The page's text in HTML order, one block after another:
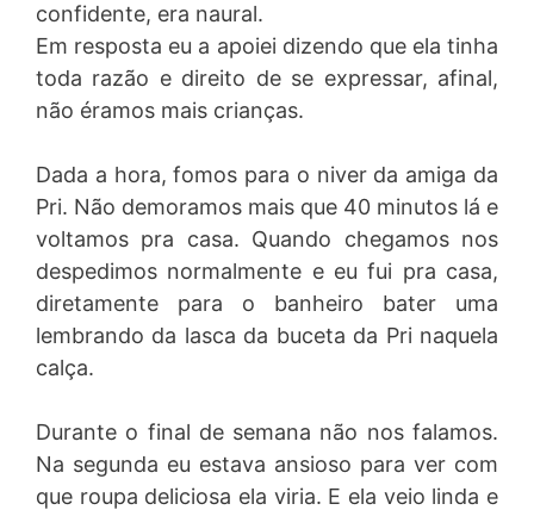
confidente, era naural.
Em resposta eu a apoiei dizendo que ela tinha
toda razão e direito de se expressar, afinal,
não éramos mais crianças.
Dada a hora, fomos para o niver da amiga da
Pri. Não demoramos mais que 40 minutos lá e
voltamos pra casa. Quando chegamos nos
despedimos normalmente e eu fui pra casa,
diretamente para o banheiro bater uma
lembrando da lasca da buceta da Pri naquela
calça.
Durante o final de semana não nos falamos.
Na segunda eu estava ansioso para ver com
que roupa deliciosa ela viria. E ela veio linda e